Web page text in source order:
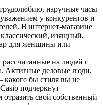
наручные часы
у конкурентов и
В интернет-магазине
изящный,
для женщины или
рассчитанные на людей с
Активные деловые люди,
какого бы стиля вы не
подчеркнут
отразить свой собственный